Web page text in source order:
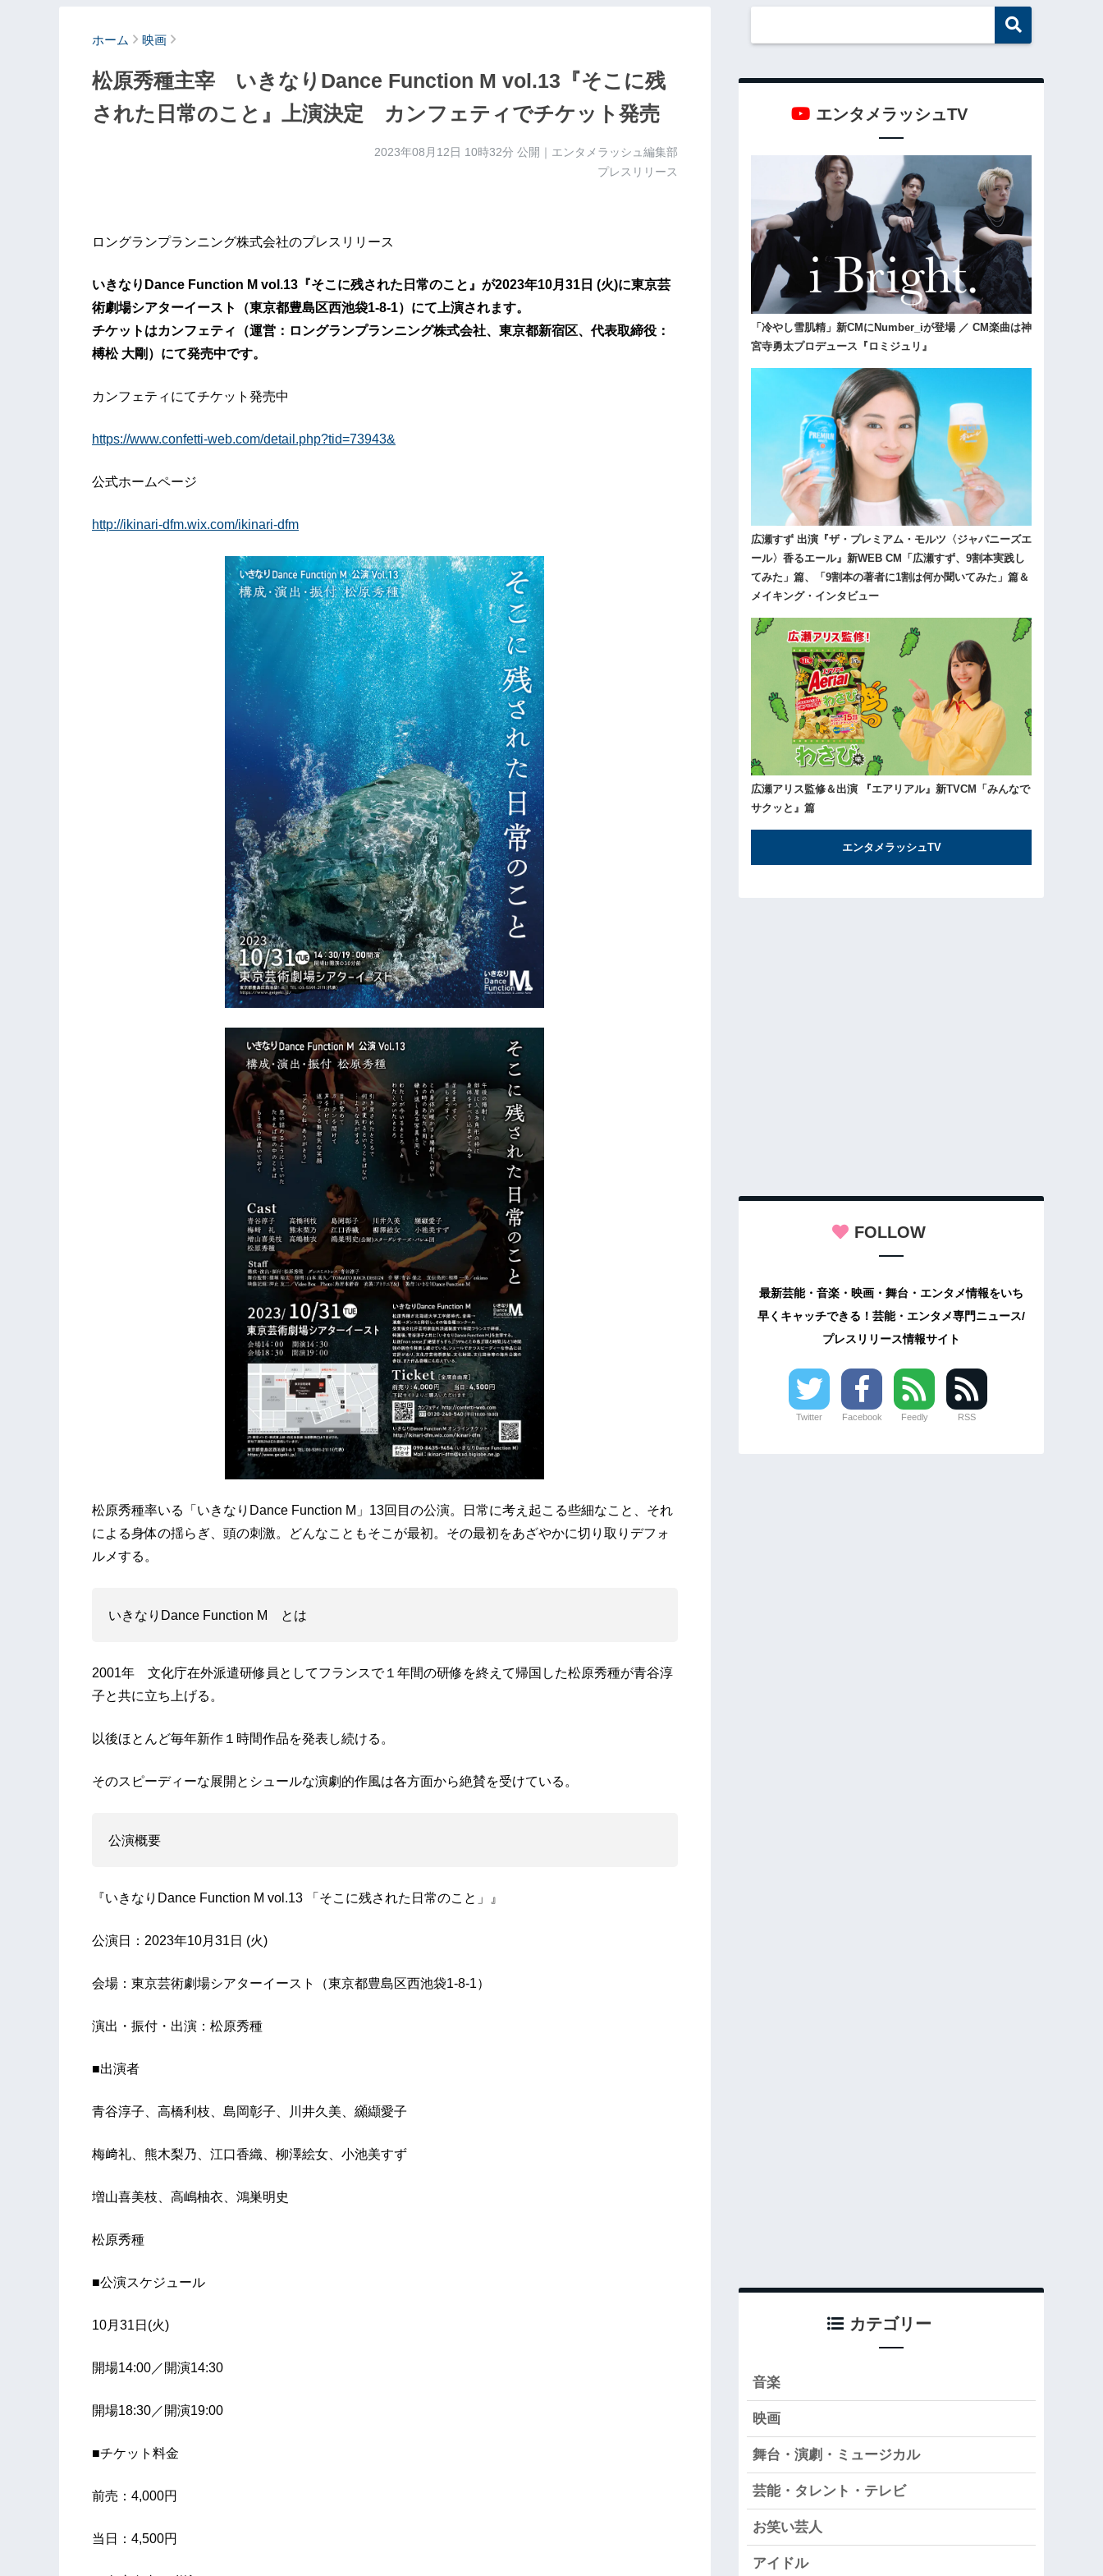
ホーム 映画
松原秀種主宰 いきなりDance Function M vol.13『そこに残
された日常のこと』上演決定 カンフェティでチケット発売
2023年08月12日 10時32分 公開｜エンタメラッシュ編集部
プレスリリース
ロングランプランニング株式会社のプレスリリース
いきなりDance Function M vol.13『そこに残された日常のこと』が2023年10月31日 (火)に東京芸
術劇場シアターイースト（東京都豊島区西池袋1-8-1）にて上演されます。
チケットはカンフェティ（運営：ロングランプランニング株式会社、東京都新宿区、代表取締役：
榑松 大剛）にて発売中です。
カンフェティにてチケット発売中
https://www.confetti-web.com/detail.php?tid=73943&
公式ホームページ
http://ikinari-dfm.wix.com/ikinari-dfm
松原秀種率いる「いきなりDance Function M」13回目の公演。日常に考え起こる些細なこと、それ
による身体の揺らぎ、頭の刺激。どんなこともそこが最初。その最初をあざやかに切り取りデフォ
ルメする。
いきなりDance Function M とは
2001年 文化庁在外派遣研修員としてフランスで１年間の研修を終えて帰国した松原秀種が青谷淳
子と共に立ち上げる。
​以後ほとんど毎年新作１時間作品を発表し続ける。
​そのスピーディーな展開とシュールな演劇的作風は各方面から絶賛を受けている。
公演概要
『いきなりDance Function M vol.13 「そこに残された日常のこと」』
公演日：2023年10月31日 (火)
会場：東京芸術劇場シアターイースト（東京都豊島区西池袋1-8-1）
演出・振付・出演：松原秀種
■出演者
青谷淳子、高橋利枝、島岡彰子、川井久美、纐纈愛子
梅﨑礼、熊木梨乃、江口香織、柳澤絵女、小池美すず
増山喜美枝、高嶋柚衣、鴻巣明史
松原秀種
■公演スケジュール
10月31日(火)
開場14:00／開演14:30
開場18:30／開演19:00
■チケット料金
前売：4,000円
当日：4,500円
エンタメラッシュTV
「冷やし雪肌精」新CMにNumber_iが登場 ／ CM楽曲は神
宮寺勇太プロデュース『ロミジュリ』
広瀬すず 出演『ザ・プレミアム・モルツ〈ジャパニーズエ
ール〉香るエール』新WEB CM「広瀬すず、9割本実践し
てみた」篇、「9割本の著者に1割は何か聞いてみた」篇＆
メイキング・インタビュー
広瀬アリス監修＆出演 『エアリアル』新TVCM「みんなで
サクッと』篇
エンタメラッシュTV
FOLLOW
最新芸能・音楽・映画・舞台・エンタメ情報をいち
早くキャッチできる！芸能・エンタメ専門ニュース/
プレスリリース情報サイト
Twitter Facebook Feedly RSS
カテゴリー
音楽
映画
舞台・演劇・ミュージカル
芸能・タレント・テレビ
お笑い芸人
アイドル